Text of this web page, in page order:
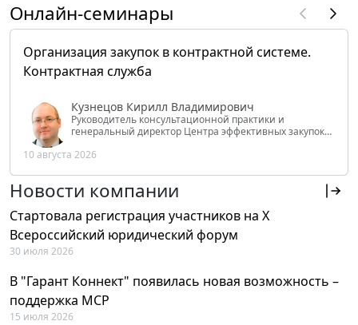
Онлайн-семинары
Организация закупок в контрактной системе.
Контрактная служба
Кузнецов Кирилл Владимирович
Руководитель консультационной практики и
генеральный директор Центра эффективных закупок
РФ
10 августа 2026
Новости компании
Стартовала регистрация участников на X
Всероссийский юридический форум
30 июля 2026
В "Гарант Коннект" появилась новая возможность –
поддержка MCP
15 июля 2026